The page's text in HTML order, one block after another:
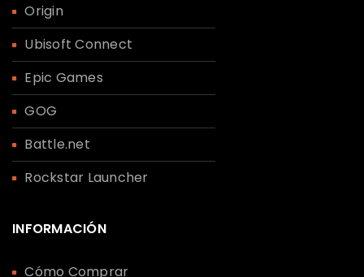
Origin
Ubisoft Connect
Epic Games
GOG
Battle.net
Rockstar Launcher
INFORMACIÓN
Cómo Comprar